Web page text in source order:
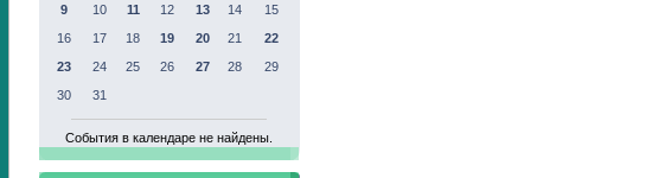
9
10 11 12 13 14
15
16
17 18 19 20 21
22
23
24 25 26 27 28
29
30
31
События в календаре не найдены.